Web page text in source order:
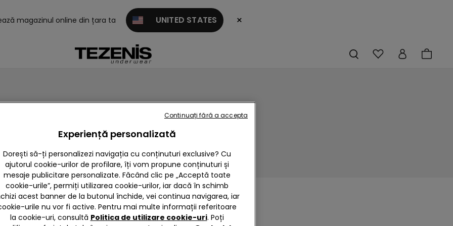
magazinul online din țara ta UNITED STATES ×
/ 6 la 159.90 lei
Experiență personalizată
Dorești să-ți personalizezi navigația cu conținuturi exclusive? Cu
ajutorul cookie-urilor de profilare, îți vom propune conținuturi și
mesaje publicitare personalizate. Făcând clic pe „Acceptă toate
cookie-urile”, permiți utilizarea cookie-urilor, iar dacă în schimb
acest banner de la butonul închide, vei continua navigarea, iar
urile nu vor fi active. Pentru mai multe informații referitoare
la cookie-uri, consultă Politica de utilizare cookie-uri. Poți
Continuați fără a accepta